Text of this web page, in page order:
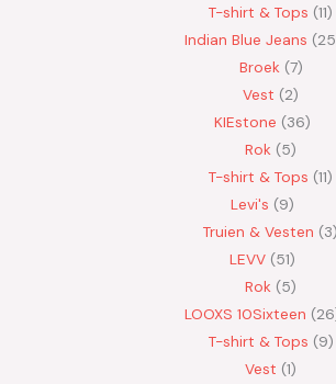
T-shirt & Tops 11
Indian Blue Jeans 25
Broek 7
Vest
2
KIEstone
36
Rok
5
T-shirt & Tops 11
Levi's
9
Truien & Vesten
3
LEVV 51
Rok
5
LOOXS 10Sixteen
26
T-shirt & Tops 9
Vest 1